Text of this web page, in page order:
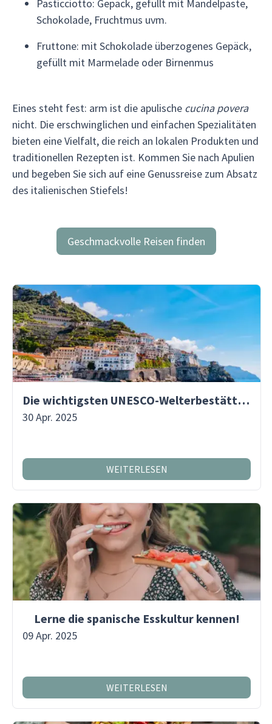
Pasticciotto: Gepäck, gefüllt mit Mandelpaste,
Schokolade, Fruchtmus uvm.
Fruttone: mit Schokolade überzogenes Gepäck,
gefüllt mit Marmelade oder Birnenmus
Eines steht fest: arm ist die apulische cucina povera
nicht. Die erschwinglichen und einfachen Spezialitäten
bieten eine Vielfalt, die reich an lokalen Produkten und
traditionellen Rezepten ist. Kommen Sie nach Apulien
und begeben Sie sich auf eine Genussreise zum Absatz
des italienischen Stiefels!
Geschmackvolle Reisen finden
Die wichtigsten UNESCO-Welterbestätten in Italien
30 Apr. 2025
WEITERLESEN
Lerne die spanische Esskultur kennen!
09 Apr. 2025
WEITERLESEN